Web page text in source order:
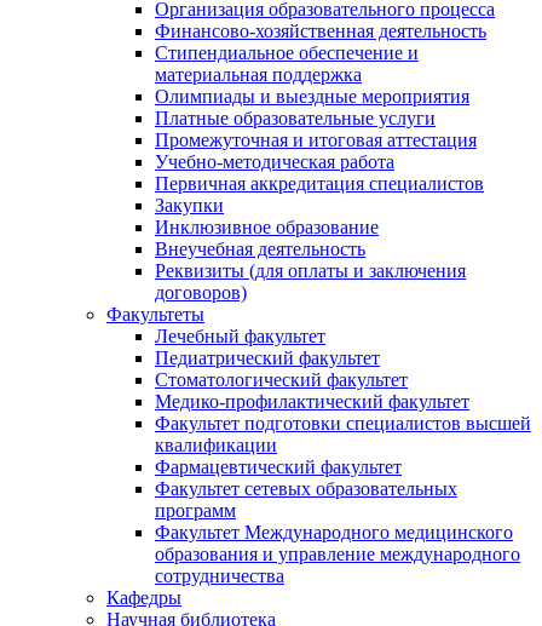
Организация образовательного процесса
Финансово-хозяйственная деятельность
Стипендиальное обеспечение и
материальная поддержка
Олимпиады и выездные мероприятия
Платные образовательные услуги
Промежуточная и итоговая аттестация
Учебно-методическая работа
Первичная аккредитация специалистов
Закупки
Инклюзивное образование
Внеучебная деятельность
Реквизиты (для оплаты и заключения
договоров)
Факультеты
Лечебный факультет
Педиатрический факультет
Стоматологический факультет
Медико-профилактический факультет
Факультет подготовки специалистов высшей
квалификации
Фармацевтический факультет
Факультет сетевых образовательных
программ
Факультет Международного медицинского
образования и управление международного
сотрудничества
Кафедры
Научная библиотека